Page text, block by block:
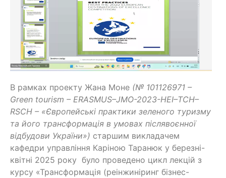
В рамках проекту Жана Моне (№ 101126971 –
Green tourism – ERASMUS–JMO-2023-HEI–TCH–
RSCH – «Європейські практики зеленого туризму
та його трансформація в умовах післявоєнної
відбудови України») старшим викладачем
кафедри управління Каріною Таранюк у березні-
квітні 2025 року було проведено цикл лекцій з
курсу «Трансформація (реінжиніринг бізнес-